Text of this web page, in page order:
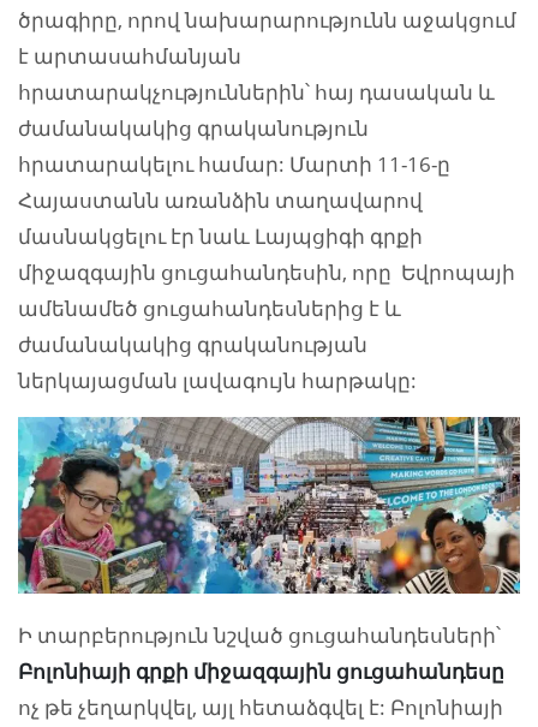
ծրագիրը, որով նախարարությունն աջակցում
է արտասահմանյան
հրատարակչություններին՝ հայ դասական և
ժամանակակից գրականություն
հրատարակելու համար: Մարտի 11-16-ը
Հայաստանն առանձին տաղավարով
մասնակցելու էր նաև Լայպցիգի գրքի
միջազգային ցուցահանդեսին, որը Եվրոպայի
ամենամեծ ցուցահանդեսներից է և
ժամանակակից գրականության
ներկայացման լավագույն հարթակը:
Ի տարբերություն նշված ցուցահանդեսների՝
Բոլոնիայի գրքի միջազգային ցուցահանդեսը
ոչ թե չեղարկվել, այլ հետաձգվել է: Բոլոնիայի